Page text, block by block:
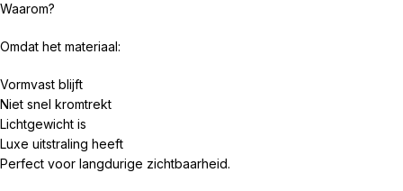
Waarom?
Omdat het materiaal:
Vormvast blijft
Niet snel kromtrekt
Lichtgewicht is
Luxe uitstraling heeft
Perfect voor langdurige zichtbaarheid.